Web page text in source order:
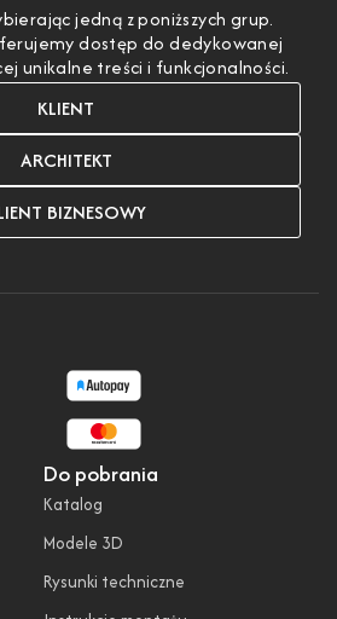
jedną z poniższych grup.
dostęp do dedykowanej
unikalne treści i funkcjonalności.
KLIENT
ARCHITEKT
BIZNESOWY
Do pobrania
Katalog
Modele 3D
Rysunki techniczne